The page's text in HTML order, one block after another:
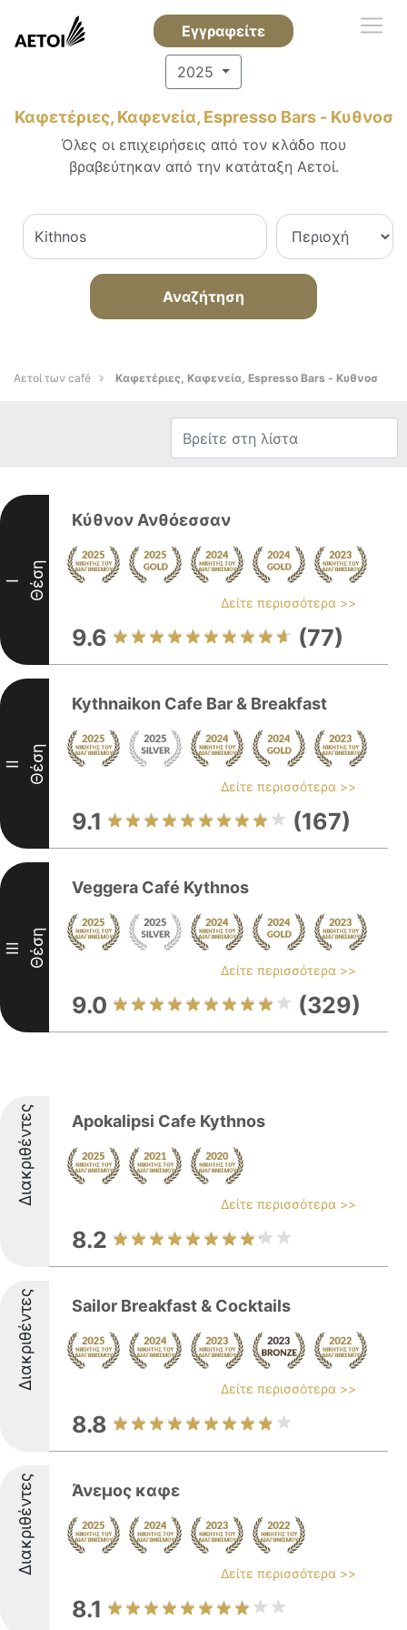
Εγγραφείτε
2025
Καφετέριες, Καφενεία, Espresso Bars - Κυθνοσ
Όλες οι επιχειρήσεις από τον κλάδο που
βραβεύτηκαν από την κατάταξη Αετοί.
Αναζήτηση
Αετοί των café Καφετέριες, Καφενεία, Espresso Bars - Κυθνοσ
I Θέση
Κύθνον Ανθόεσσαν
Δείτε περισσότερα >>
9.6 (77)
II Θέση
Kythnaikon Cafe Bar & Breakfast
Δείτε περισσότερα >>
9.1 (167)
III Θέση
Veggera Café Kythnos
Δείτε περισσότερα >>
9.0 (329)
Διακριθέντες Apokalipsi Cafe Kythnos
Δείτε περισσότερα >>
8.2
Διακριθέντες Sailor Breakfast & Cocktails
Δείτε περισσότερα >>
8.8
Διακριθέντες Άνεμος καφε
Δείτε περισσότερα >>
8.1